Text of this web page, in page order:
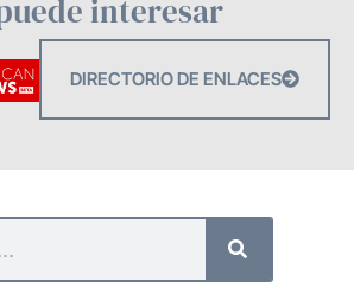
interesar
DIRECTORIO DE ENLACES